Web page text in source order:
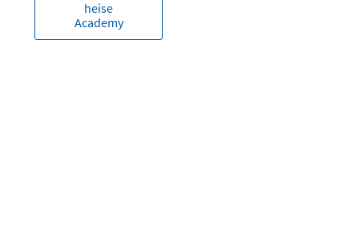
heise
Academy